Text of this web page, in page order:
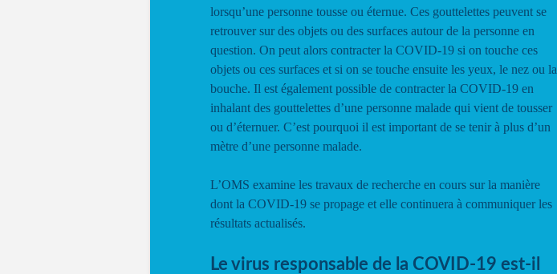
lorsqu’une personne tousse ou éternue. Ces gouttelettes peuvent se
retrouver sur des objets ou des surfaces autour de la personne en
question. On peut alors contracter la COVID-19 si on touche ces
objets ou ces surfaces et si on se touche ensuite les yeux, le nez ou la
bouche. Il est également possible de contracter la COVID-19 en
inhalant des gouttelettes d’une personne malade qui vient de tousser
ou d’éternuer. C’est pourquoi il est important de se tenir à plus d’un
mètre d’une personne malade.
L’OMS examine les travaux de recherche en cours sur la manière
dont la COVID-19 se propage et elle continuera à communiquer les
résultats actualisés.
Le virus responsable de la COVID-19 est-il